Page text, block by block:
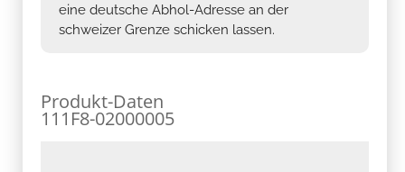
eine deutsche Abhol-Adresse an der
schweizer Grenze schicken lassen.
Produkt-Daten
111F8-02000005